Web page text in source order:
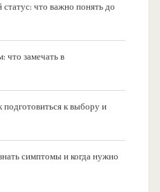
что важно понять до
что замечать в
подготовиться к выбору и
симптомы и когда нужно